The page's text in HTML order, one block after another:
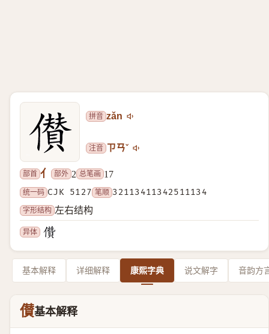
拼音 zǎn
注音 ㄗㄢˇ
部首 亻 部外 2 总笔画 17
统一码 CJK 5127 笔顺 32113411342511134
字形结构 左右结构
异体
基本解释 详细解释 康熙字典 说文解字 音韵方
儧基本解释